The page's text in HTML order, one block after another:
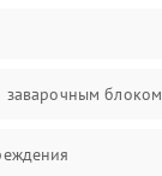
блоком